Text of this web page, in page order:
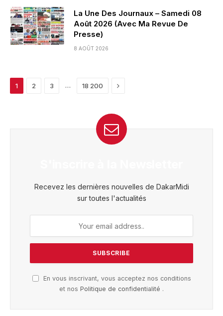
La Une Des Journaux – Samedi 08
Août 2026 (Avec Ma Revue De
Presse)
8 AOÛT 2026
1 2 3 … 18 200 Next
Recevez les dernières nouvelles de DakarMidi
sur toutes l'actualités
En vous inscrivant, vous acceptez nos conditions
et nos Politique de confidentialité .